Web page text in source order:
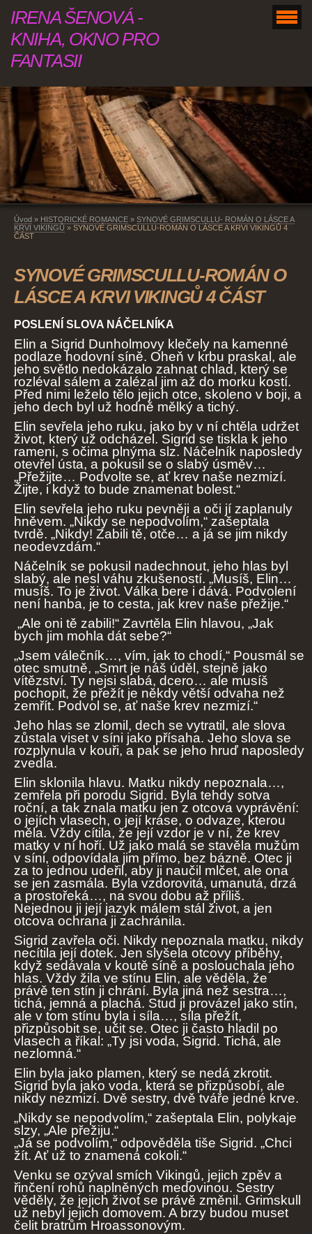
IRENA ŠENOVÁ -
KNIHA, OKNO PRO
FANTASII
Úvod » HISTORICKÉ ROMANCE » SYNOVÉ GRIMSCULLU- ROMÁN O LÁSCE A
KRVI VIKINGŮ » SYNOVÉ GRIMSCULLU-ROMÁN O LÁSCE A KRVI VIKINGŮ 4
ČÁST
SYNOVÉ GRIMSCULLU-ROMÁN O
LÁSCE A KRVI VIKINGŮ 4 ČÁST
POSLENÍ SLOVA NÁČELNÍKA
Elin a Sigrid Dunholmovy klečely na kamenné
podlaze hodovní síně. Oheň v krbu praskal, ale
jeho světlo nedokázalo zahnat chlad, který se
rozléval sálem a zalézal jim až do morku kostí.
Před nimi leželo tělo jejich otce, skoleno v boji, a
jeho dech byl už hodně mělký a tichý.
Elin sevřela jeho ruku, jako by v ní chtěla udržet
život, který už odcházel. Sigrid se tiskla k jeho
rameni, s očima plnýma slz. Náčelník naposledy
otevřel ústa, a pokusil se o slabý úsměv…
„Přežijte… Podvolte se, ať krev naše nezmizí.
Žijte, i když to bude znamenat bolest.“
Elin sevřela jeho ruku pevněji a oči jí zaplanuly
hněvem. „Nikdy se nepodvolím,“ zašeptala
tvrdě. „Nikdy! Zabili tě, otče… a já se jim nikdy
neodevzdám.“
Náčelník se pokusil nadechnout, jeho hlas byl
slabý, ale nesl váhu zkušeností. „Musíš, Elin…
musíš. To je život. Válka bere i dává. Podvolení
není hanba, je to cesta, jak krev naše přežije.“
„Ale oni tě zabili!“ Zavrtěla Elin hlavou, „Jak
bych jim mohla dát sebe?“
„Jsem válečník…, vím, jak to chodí,“ Pousmál se
otec smutně, „Smrt je náš úděl, stejně jako
vítězství. Ty nejsi slabá, dcero… ale musíš
pochopit, že přežít je někdy větší odvaha než
zemřít. Podvol se, ať naše krev nezmizí.“
Jeho hlas se zlomil, dech se vytratil, ale slova
zůstala viset v síni jako přísaha. Jeho slova se
rozplynula v kouři, a pak se jeho hruď naposledy
zvedla.
Elin sklonila hlavu. Matku nikdy nepoznala…,
zemřela při porodu Sigrid. Byla tehdy sotva
roční, a tak znala matku jen z otcova vyprávění:
o jejích vlasech, o její kráse, o odvaze, kterou
měla. Vždy cítila, že její vzdor je v ní, že krev
matky v ní hoří. Už jako malá se stavěla mužům
v síni, odpovídala jim přímo, bez bázně. Otec ji
za to jednou udeřil, aby ji naučil mlčet, ale ona
se jen zasmála. Byla vzdorovitá, umanutá, drzá
a prostořeká…, na svou dobu až příliš.
Nejednou ji její jazyk málem stál život, a jen
otcova ochrana ji zachránila.
Sigrid zavřela oči. Nikdy nepoznala matku, nikdy
necítila její dotek. Jen slyšela otcovy příběhy,
když sedávala v koutě síně a poslouchala jeho
hlas. Vždy žila ve stínu Elin, ale věděla, že
právě ten stín ji chrání. Byla jiná než sestra…,
tichá, jemná a plachá. Stud ji provázel jako stín,
ale v tom stínu byla i síla…, síla přežít,
přizpůsobit se, učit se. Otec ji často hladil po
vlasech a říkal: „Ty jsi voda, Sigrid. Tichá, ale
nezlomná.“
Elin byla jako plamen, který se nedá zkrotit.
Sigrid byla jako voda, která se přizpůsobí, ale
nikdy nezmizí. Dvě sestry, dvě tváře jedné krve.
„Nikdy se nepodvolím,“ zašeptala Elin, polykaje
slzy, „Ale přežiju.“
„Já se podvolím,“ odpověděla tiše Sigrid. „Chci
žít. Ať už to znamená cokoli.“
Venku se ozýval smích Vikingů, jejich zpěv a
řinčení rohů naplněných medovinou. Sestry
věděly, že jejich život se právě změnil. Grimskull
už nebyl jejich domovem. A brzy budou muset
čelit bratrům Hroassonovým.